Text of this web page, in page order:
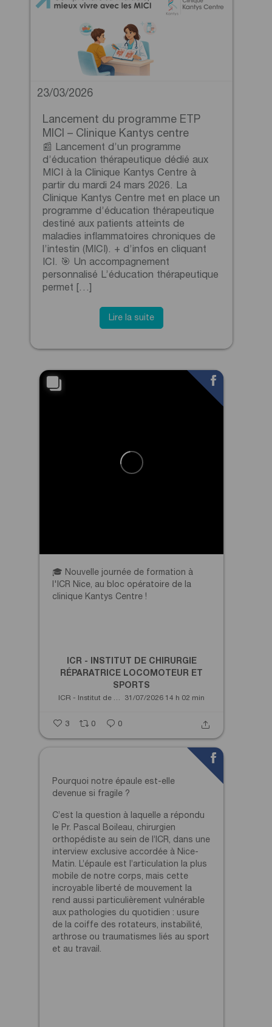
23/03/2026
Lancement du programme ETP
MICI – Clinique Kantys centre
📰 Lancement d’un programme
d’éducation thérapeutique dédié aux
MICI à la Clinique Kantys Centre à
partir du mardi 24 mars 2026. La
Clinique Kantys Centre met en place un
programme d’éducation thérapeutique
destiné aux patients atteints de
maladies inflammatoires chroniques de
l’intestin (MICI). + d’infos en cliquant
ICI. 🎯 Un accompagnement
personnalisé L’éducation thérapeutique
permet […]
Lire la suite
🎓 Nouvelle journée de formation à
l'ICR Nice, au bloc opératoire de la
clinique Kantys Centre !
ICR - INSTITUT DE CHIRURGIE
RÉPARATRICE LOCOMOTEUR ET
SPORTS
ICR - Institut de Chirurgie Réparatrice Locomoteur et Sports 31/07/2026 14 h 02 min
3 0 0
Pourquoi notre épaule est-elle
devenue si fragile ?
C’est la question à laquelle a répondu
le Pr. Pascal Boileau, chirurgien
orthopédiste au sein de l’ICR, dans une
interview exclusive accordée à Nice-
Matin. L’épaule est l’articulation la plus
mobile de notre corps, mais cette
incroyable liberté de mouvement la
rend aussi particulièrement vulnérable
aux pathologies du quotidien : usure
de la coiffe des rotateurs, instabilité,
arthrose ou traumatismes liés au sport
et au travail.